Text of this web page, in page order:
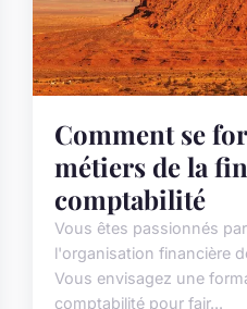
Comment se
métiers de la
comptabilité
Vous êtes passionnés
l'organisation financière
Vous envisagez une
comptabilité pour fair...